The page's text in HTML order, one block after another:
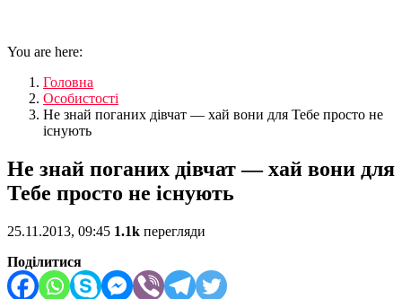
You are here:
Головна
Особистості
Не знай поганих дівчат — хай вони для Тебе просто не
існують
Не знай поганих дівчат — хай вони для
Тебе просто не існують
25.11.2013, 09:45 1.1k перегляди
Поділитися